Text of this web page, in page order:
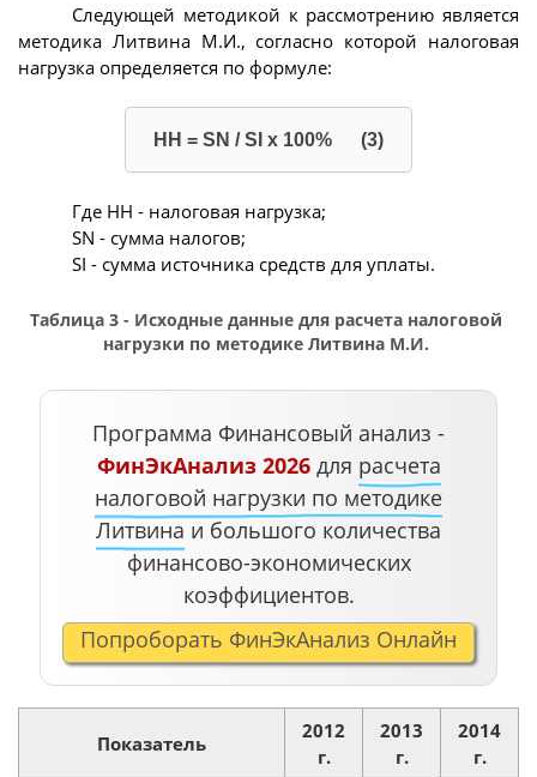
Следующей методикой к рассмотрению является
методика Литвина М.И., согласно которой налоговая
нагрузка определяется по формуле:
НН = SN / SI х 100% (3)
Где НН - налоговая нагрузка;
SN - сумма налогов;
SI - сумма источника средств для уплаты.
Таблица 3 - Исходные данные для расчета налоговой
нагрузки по методике Литвина М.И.
Программа Финансовый анализ -
ФинЭкАнализ 2026для расчета
налоговой нагрузки по методике
Литвина и большого количества
финансово-экономических
коэффициентов.
Попроборать ФинЭкАнализ Онлайн
Показатель
2012
г.
2013
г.
2014
г.